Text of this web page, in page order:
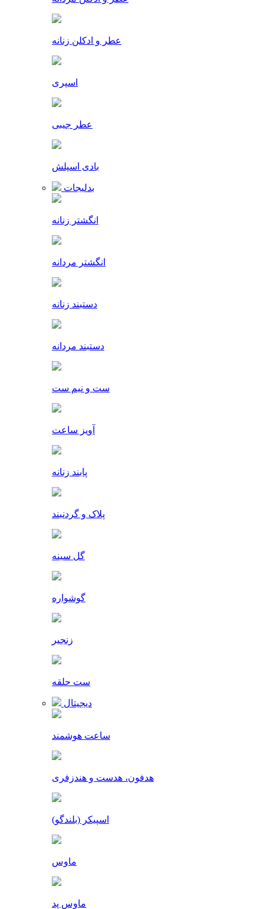
عطر و ادکلن زنانه
اسپری
عطر جیبی
بادی اسپلش
بدلیجات
انگشتر زنانه
انگشتر مردانه
دستبند زنانه
دستبند مردانه
ست و نیم ست
آویز ساعت
پابند زنانه
پلاک و گردنبند
گل سینه
گوشواره
زنجیر
ست حلقه
دیجیتال
ساعت هوشمند
هدفون، هدست و هندزفری
اسپیکر (بلندگو)
ماوس
ماوس پد